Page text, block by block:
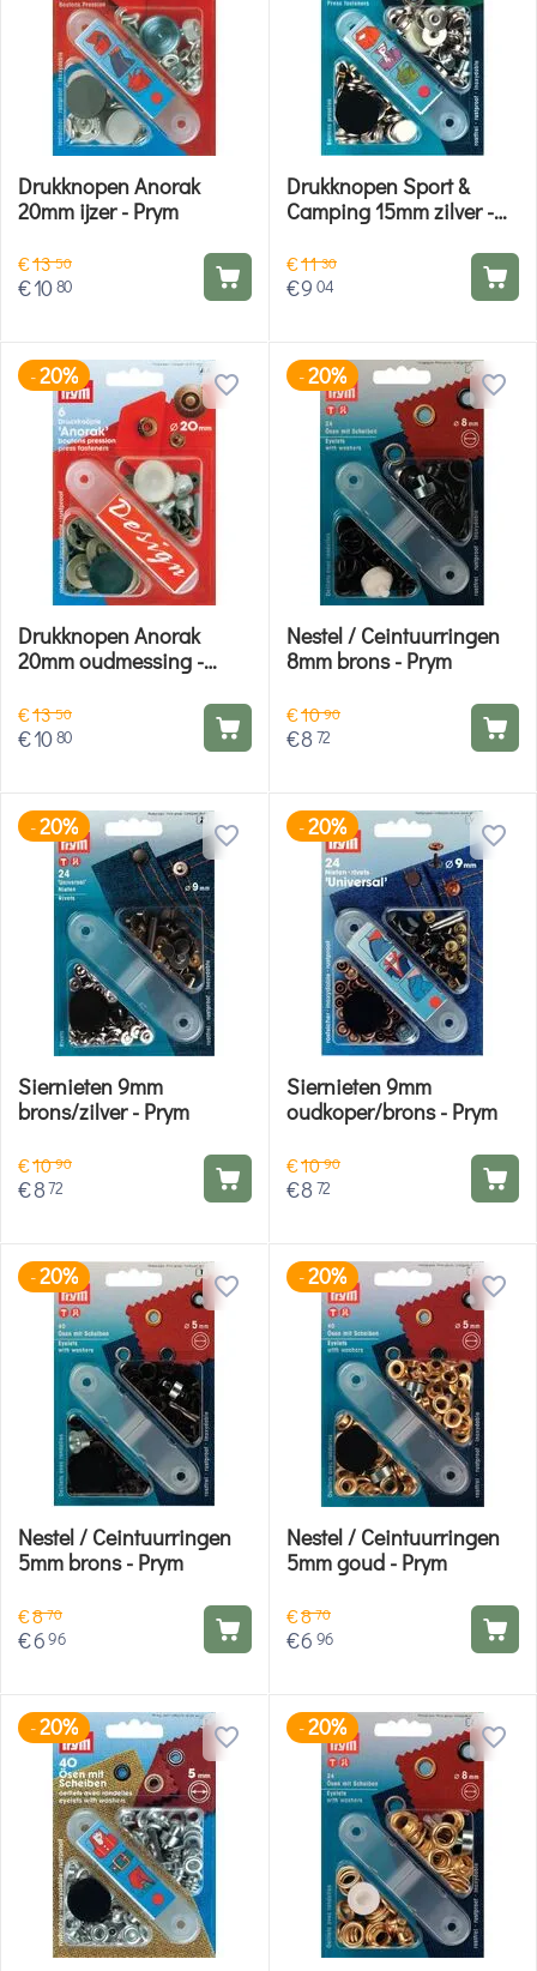
Drukknopen Anorak
20mm ijzer - Prym
€1350
€1080
Drukknopen Sport &
Camping 15mm zilver -
€1130
€9 04
-20%
Drukknopen Anorak
20mm oudmessing -
€1350
€1080
-20%
Nestel / Ceintuurringen
8mm brons - Prym
€1090
€8 72
-20%
Siernieten 9mm
brons/zilver - Prym
€1090
€872
-20%
Siernieten 9mm
oudkoper/brons - Prym
€1090
€8 72
-20%
Nestel / Ceintuurringen
5mm brons - Prym
€870
€696
-20%
Nestel / Ceintuurringen
5mm goud - Prym
€870
€6 96
-20% -20%